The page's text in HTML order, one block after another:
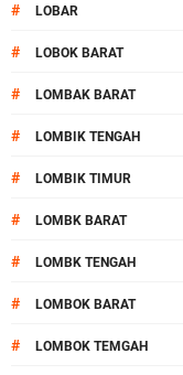
# LOBAR
# LOBOK BARAT
# LOMBAK BARAT
# LOMBIK TENGAH
# LOMBIK TIMUR
# LOMBK BARAT
# LOMBK TENGAH
# LOMBOK BARAT
# LOMBOK TEMGAH